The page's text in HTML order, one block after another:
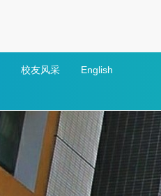
校友风采 English